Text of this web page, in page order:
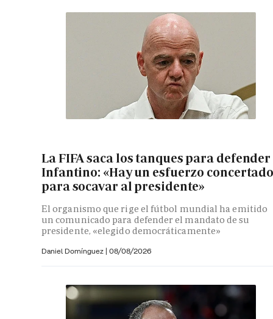
La FIFA saca los tanques para defender
Infantino: «Hay un esfuerzo
para socavar al presidente»
El organismo que rige el fútbol mundial ha emitido
un comunicado para defender el mandato de su
presidente, «elegido democráticamente»
Daniel Domínguez | 08/08/2026